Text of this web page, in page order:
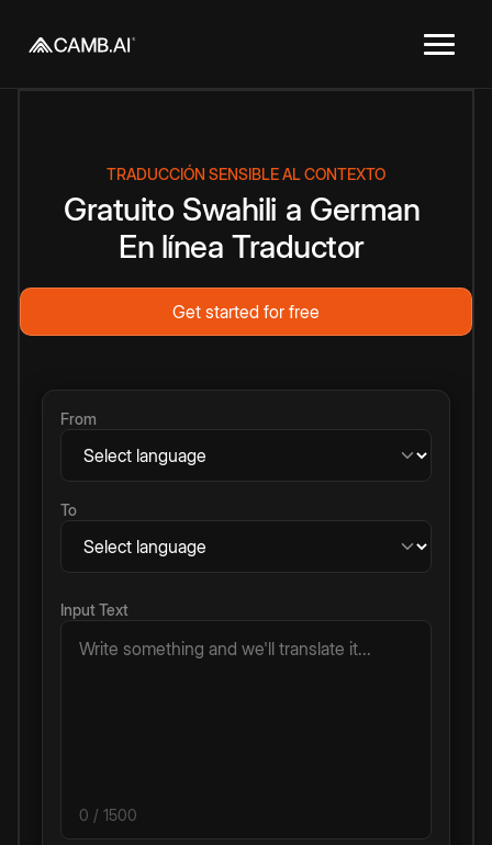
TRADUCCIÓN SENSIBLE AL CONTEXTO
Gratuito Swahili a German
En línea Traductor
Get started for free
From
To
Input Text
0 / 1500